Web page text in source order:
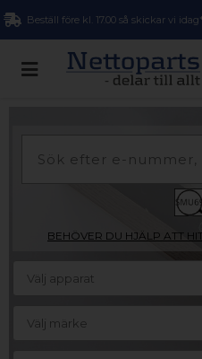
Beställ före kl. 17.00 så skickar vi idag*
BEHÖVER DU HJÄLP ATT
Välj apparat
Välj märke